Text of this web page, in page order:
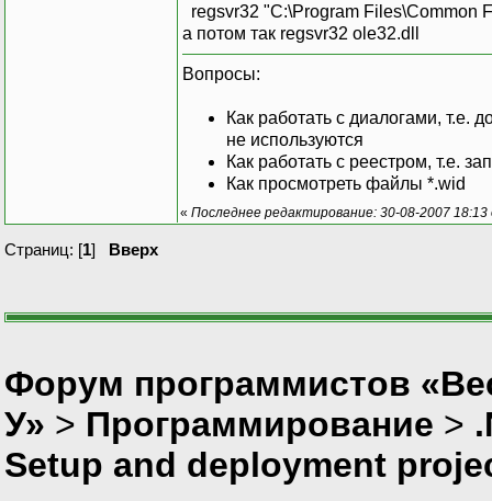
regsvr32 "C:\Program Files\Common
а потом так regsvr32 ole32.dll
Вопросы:
Как работать с диалогами, т.е.
не используются
Как работать с реестром, т.е.
Как просмотреть файлы *.wid
« Последнее редактирование: 30-08-2007
Страниц: [1] Вверх
Форум программистов
У» > Программирование >
Setup and deployment